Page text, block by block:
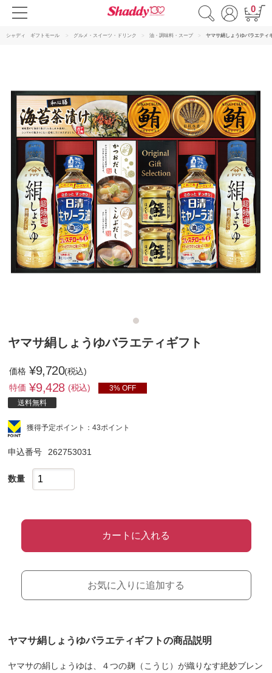
0
シャディ ギフトモール グルメ・スイーツ・ドリンク 油・調味料・スープ ヤマサ絹しょうゆバラエティ
ヤマサ絹しょうゆバラエティギフト
価格 ¥9,720(税込)
特価 ¥9,428 (税込)
3% OFF
送料無料
獲得予定ポイント：43ポイント
申込番号 262753031
数量
カートに入れる
お気に入りに追加する
ヤマサ絹しょうゆバラエティギフトの商品説明
ヤマサの絹しょうゆは、４つの麹（こうじ）が織りなす絶妙ブレン